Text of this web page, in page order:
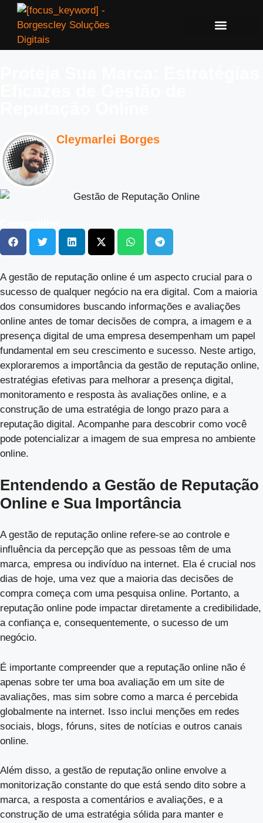
Cleymarlei Borges
A gestão de reputação online é um aspecto crucial para o
sucesso de qualquer negócio na era digital. Com a maioria
dos consumidores buscando informações e avaliações
online antes de tomar decisões de compra, a imagem e a
presença digital de uma empresa desempenham um papel
fundamental em seu crescimento e sucesso. Neste artigo,
exploraremos a importância da gestão de reputação online,
estratégias efetivas para melhorar a presença digital,
monitoramento e resposta às avaliações online, e a
construção de uma estratégia de longo prazo para a
reputação digital. Acompanhe para descobrir como você
pode potencializar a imagem de sua empresa no ambiente
online.
Entendendo a Gestão de Reputação
Online e Sua Importância
A gestão de reputação online refere-se ao controle e
influência da percepção que as pessoas têm de uma
marca, empresa ou indivíduo na internet. Ela é crucial nos
dias de hoje, uma vez que a maioria das decisões de
compra começa com uma pesquisa online. Portanto, a
reputação online pode impactar diretamente a credibilidade,
a confiança e, consequentemente, o sucesso de um
negócio.
É importante compreender que a reputação online não é
apenas sobre ter uma boa avaliação em um site de
avaliações, mas sim sobre como a marca é percebida
globalmente na internet. Isso inclui menções em redes
sociais, blogs, fóruns, sites de notícias e outros canais
online.
Além disso, a gestão de reputação online envolve a
monitorização constante do que está sendo dito sobre a
marca, a resposta a comentários e avaliações, e a
construção de uma estratégia sólida para manter e